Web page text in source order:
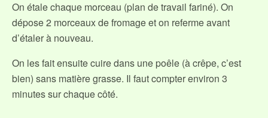
On étale chaque morceau (plan de travail fariné). On
dépose 2 morceaux de fromage et on referme avant
d’étaler à nouveau.
On les fait ensuite cuire dans une poêle (à crêpe, c’est
bien) sans matière grasse. Il faut compter environ 3
minutes sur chaque côté.